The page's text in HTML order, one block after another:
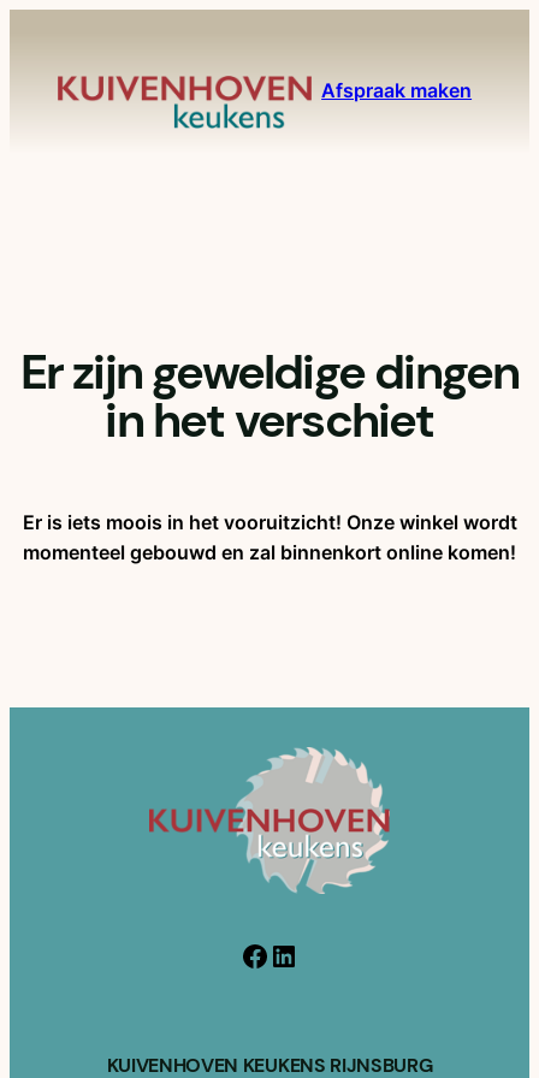
Afspraak maken
Er zijn geweldige dingen
in het verschiet
Er is iets moois in het vooruitzicht! Onze winkel wordt
momenteel gebouwd en zal binnenkort online komen!
Facebook LinkedIn
KUIVENHOVEN KEUKENS RIJNSBURG